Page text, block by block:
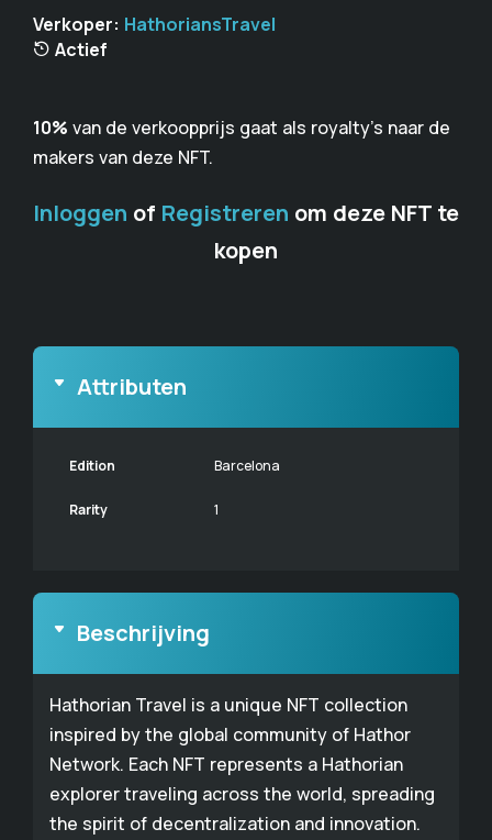
Verkoper: HathoriansTravel
Actief
10% van de verkoopprijs gaat als royalty's naar de
makers van deze NFT.
Inloggen of Registreren om deze NFT te
kopen
Attributen
Edition Barcelona
Rarity 1
Beschrijving
Hathorian Travel is a unique NFT collection
inspired by the global community of Hathor
Network. Each NFT represents a Hathorian
explorer traveling across the world, spreading
the spirit of decentralization and innovation.